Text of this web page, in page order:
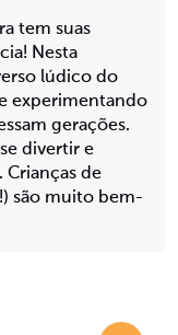
tem suas
Nesta
lúdico do
experimentando
gerações.
divertir e
Crianças de
são muito bem-